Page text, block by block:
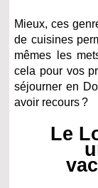
Mieux, ces
de cuisines
mêmes les
cela pour vos
séjourner en
avoir recours ?
Le